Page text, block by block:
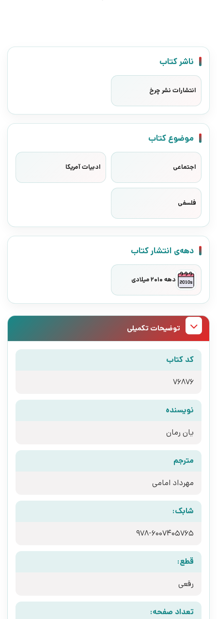
ناشر کتاب
انتشارات نشر چرخ
موضوع کتاب
اجتماعی ادبیات آمریکا
فلسفی
دهه‌ی انتشار کتاب
دهه 2010 میلادی
توضیحات تکمیلی
کد کتاب
76876
نویسنده
یان رمان
مترجم
مهرداد امامی
شابک:
قطع:
رقعی
تعداد صفحه: